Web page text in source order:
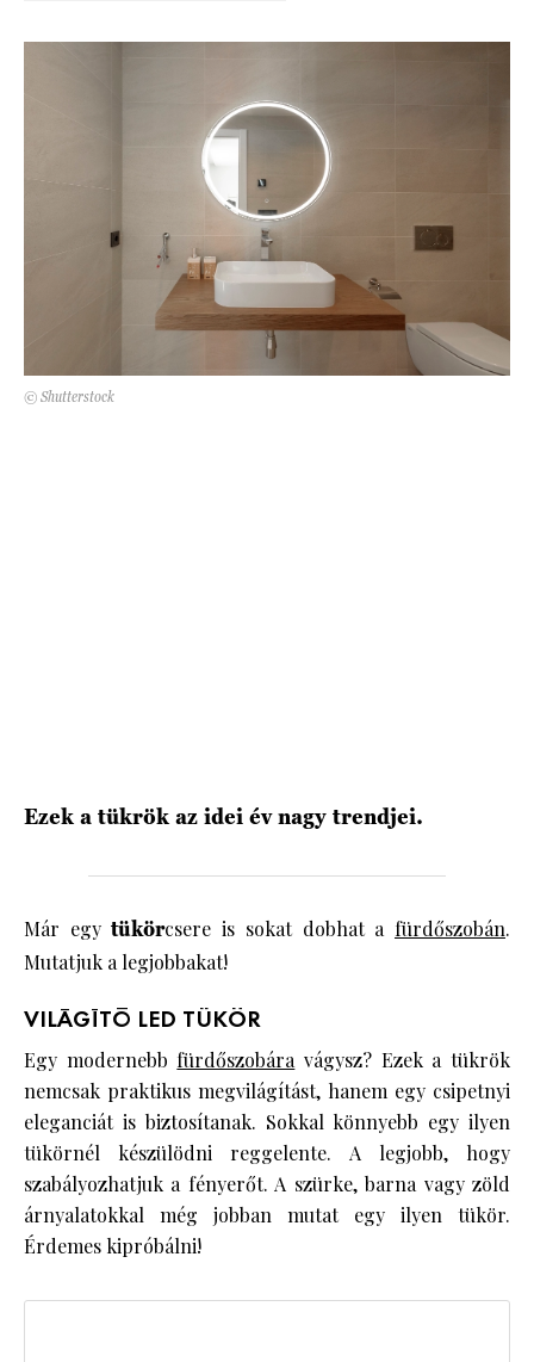
© Shutterstock
Ezek a tükrök az idei év nagy trendjei.
Már egytükörcsere is sokat dobhat a fürdőszobán.
Mutatjuk a legjobbakat!
VILÁGÍTÓ LED TÜKÖR
Egy modernebb fürdőszobáravágysz? Ezek a tükrök
nemcsak praktikus megvilágítást, hanem egy csipetnyi
eleganciát is biztosítanak. Sokkal könnyebb egy ilyen
tükörnél készülödni reggelente. A legjobb, hogy
szabályozhatjuk a fényerőt. A szürke, barna vagy zöld
árnyalatokkal még jobban mutat egy ilyen tükör.
Érdemes kipróbálni!